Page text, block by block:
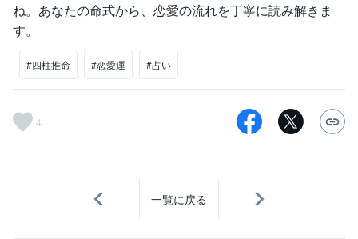
ね。あなたの命式から、恋愛の流れを丁寧に読み解きま
す。
#四柱推命 #恋愛運 #占い
4
一覧に戻る